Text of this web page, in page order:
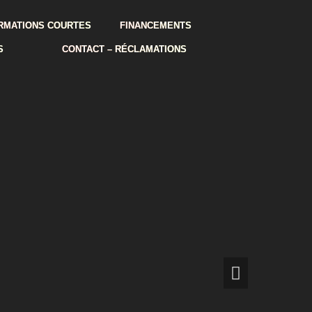
COURTES FINANCEMENTS
CONTACT – RÉCLAMATIONS